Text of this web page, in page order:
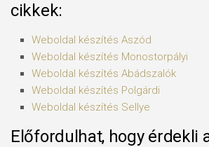
cikkek:
Weboldal készítés​ Aszód
Weboldal készítés​ Monostorpályi
Weboldal készítés​ Abádszalók
Weboldal készítés​ Polgárdi
Weboldal készítés​ Sellye
Előfordulhat, hogy érdekli